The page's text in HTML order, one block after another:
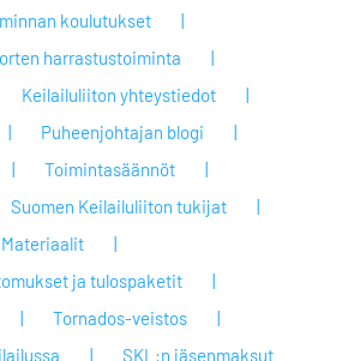
koulutukset
harrastustoiminta
Keilailuliiton yhteystiedot
Puheenjohtajan blogi
Toimintasäännöt
Suomen Keilailuliiton tukijat
Materiaalit
ja tulospaketit
Tornados-veistos
SKL:n jäsenmaksut